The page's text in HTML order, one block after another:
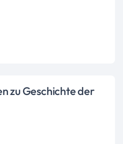
zu Geschichte der